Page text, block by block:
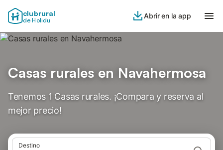
clubrural
de Holidu
Abrir en la app
Casas rurales en Navahermosa
Tenemos 1 Casas rurales. ¡Compara y reserva al
mejor precio!
Destino